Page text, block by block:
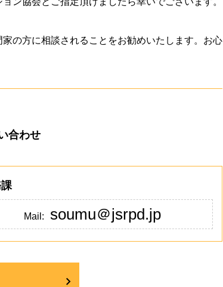
の方に相談されることをお勧めいたします。お心
合わせ
Mail: soumu＠jsrpd.jp